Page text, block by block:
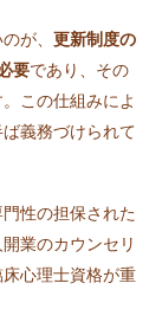
が、 更新制度の
要であり、その
この仕組みによ
義務づけられて
性の担保された
業のカウンセリ
心理士資格が重